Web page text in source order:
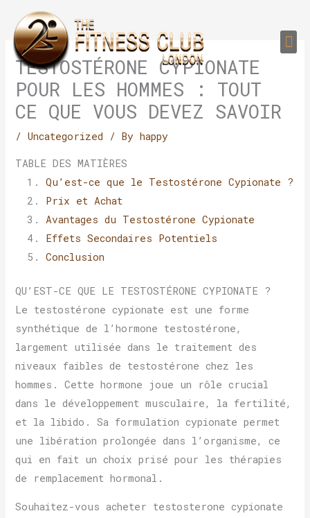
content
TESTOSTÉRONE CYPIONATE
POUR LES HOMMES : TOUT
CE QUE VOUS DEVEZ SAVOIR
/Uncategorized / Byhappy
TABLE DES MATIÈRES
Qu’est-ce que le Testostérone Cypionate ?
Prix et Achat
Avantages du Testostérone Cypionate
Effets Secondaires Potentiels
Conclusion
QU’EST-CE QUE LE TESTOSTÉRONE CYPIONATE ?
Le testostérone cypionate est une forme
synthétique de l’hormone testostérone,
largement utilisée dans le traitement des
niveaux faibles de testostérone chez les
hommes. Cette hormone joue un rôle crucial
dans le développement musculaire, la fertilité,
et la libido. Sa formulation cypionate permet
une libération prolongée dans l’organisme, ce
qui en fait un choix prisé pour les thérapies
de remplacement hormonal.
Souhaitez-vous acheter testosterone cypionate